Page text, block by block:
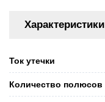
Характеристики
Ток утечки
Количество полюсов